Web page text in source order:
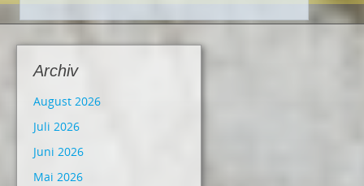
Archiv
August 2026
Juli 2026
Juni 2026
Mai 2026